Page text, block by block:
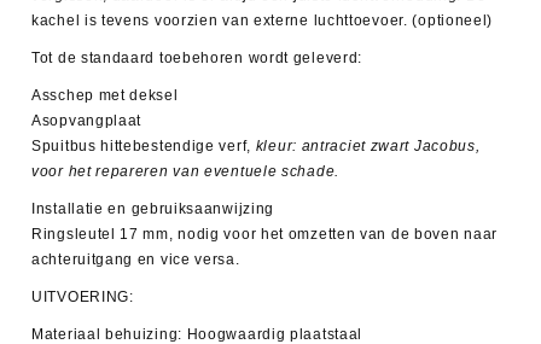
kachel is tevens voorzien van externe luchttoevoer. (optioneel)
Tot de standaard toebehoren wordt geleverd:
Asschep met deksel
Asopvangplaat
Spuitbus hittebestendige verf, kleur: antraciet zwart Jacobus,
voor het repareren van eventuele schade.
Installatie en gebruiksaanwijzing
Ringsleutel 17 mm, nodig voor het omzetten van de boven naar
achteruitgang en vice versa.
UITVOERING:
Materiaal behuizing: Hoogwaardig plaatstaal